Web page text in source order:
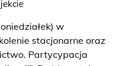
w
stacjonarne oraz
Partycypacja